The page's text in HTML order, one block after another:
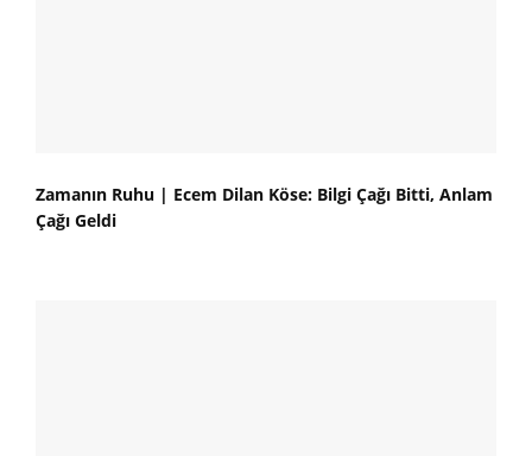
Zamanın Ruhu | Ecem Dilan Köse: Bilgi Çağı Bitti, Anlam
Çağı Geldi